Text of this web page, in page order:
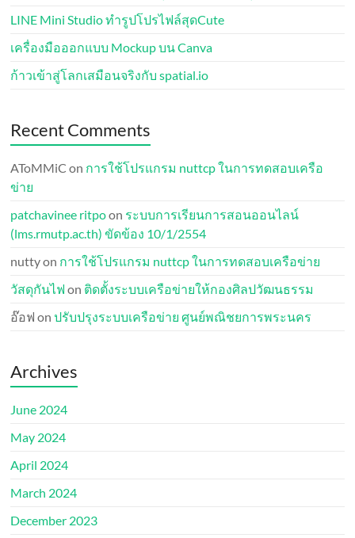
LINE Mini Studio ทำรูปโปรไฟล์สุดCute
เครื่องมือออกแบบ Mockup บน Canva
ก้าวเข้าสู่โลกเสมือนจริงกับ spatial.io
Recent Comments
AToMMiC on การใช้โปรแกรม nuttcp ในการทดสอบเครือ
ข่าย
patchavinee ritpoon ระบบการเรียนการสอนออนไลน์
(lms.rmutp.ac.th) ขัดข้อง 10/1/2554
nuttyon การใช้โปรแกรม nuttcp ในการทดสอบเครือข่าย
วัสดุกันไฟ on ติดตั้งระบบเครือข่ายให้กองศิลปวัฒนธรรม
อ๊อฟ onปรับปรุงระบบเครือข่าย ศูนย์พณิชยการพระนคร
Archives
June 2024
May 2024
April 2024
March 2024
December 2023